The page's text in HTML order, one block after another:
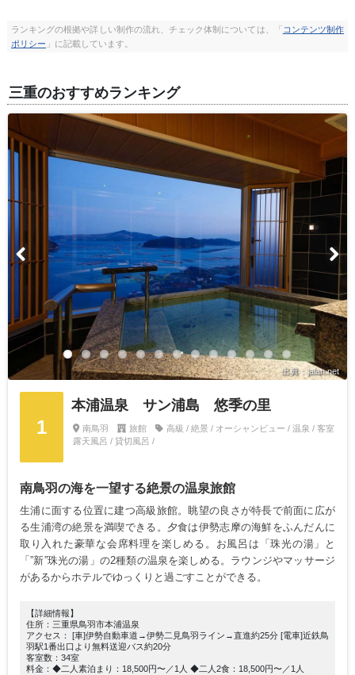
ランキングの根拠や詳しい制作の流れ、チェック体制については、「 コンテンツ制作
ポリシー 」に記載しています。
三重のおすすめランキング
出典：jalan.net
1
本浦温泉 サン浦島 悠季の里
南鳥羽 旅館
高級 / 絶景 / オーシャンビュー / 温泉 / 客室
露天風呂 / 貸切風呂 /
南鳥羽の海を一望する絶景の温泉旅館
生浦に面する位置に建つ高級旅館。眺望の良さが特長で前面に広が
る生浦湾の絶景を満喫できる。夕食は伊勢志摩の海鮮をふんだんに
取り入れた豪華な会席料理を楽しめる。お風呂は「珠光の湯」と
「”新”珠光の湯」の2種類の温泉を楽しめる。ラウンジやマッサージ
があるからホテルでゆっくりと過ごすことができる。
【詳細情報】
住所：三重県鳥羽市本浦温泉
アクセス： [車]伊勢自動車道→伊勢二見鳥羽ライン→直進約25分 [電車]近鉄鳥
羽駅1番出口より無料送迎バス約20分
客室数：34室
料金：◆二人素泊まり：18,500円〜／1人 ◆二人2食：18,500円〜／1人